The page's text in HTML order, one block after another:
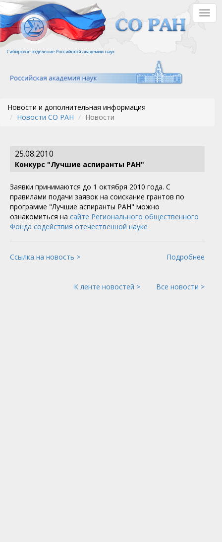
Перейти
к
основному
содержанию
Новости и дополнительная информация
Новости СО РАН
Новости
25.08.2010
Конкурс "Лучшие аспиранты РАН"
Заявки принимаются до 1 октября 2010 года. C
правилами подачи заявок на соискание грантов по
программе "Лучшие аспиранты РАН" можно
ознакомиться на сайте Регионального общественного
Фонда содействия отечественной науке
Ссылка на новость > Подробнее
К ленте новостей > Все новости >